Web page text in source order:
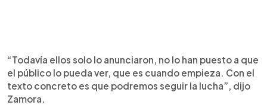
“Todavía ellos solo lo anunciaron, no lo han puesto a que
el público lo pueda ver, que es cuando empieza. Con el
texto concreto es que podremos seguir la lucha”, dijo
Zamora.